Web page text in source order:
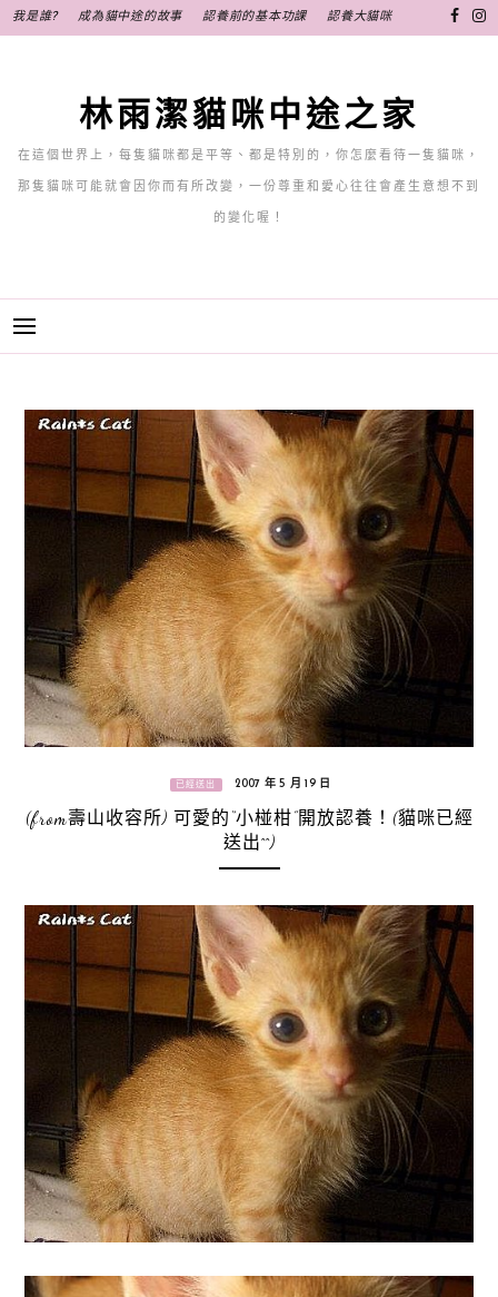
至
我是誰? 成為貓中途的故事 認養前的基本功課 認養大貓咪
林雨潔貓咪中途之家
在這個世界上，每隻貓咪都是平等、都是特別的，你怎麼看待一隻貓咪，
那隻貓咪可能就會因你而有所改變，一份尊重和愛心往往會產生意想不到
的變化喔！
已經送出 2007 年 5 月 19 日
(from壽山收容所) 可愛的“小椪柑”開放認養！(貓咪已經
送出^^)